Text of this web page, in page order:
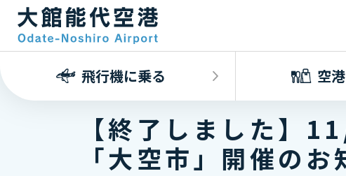
飛行機に乗る
飛
フラ
空
空
フロ
【終了しました】
「大空市」開催のお